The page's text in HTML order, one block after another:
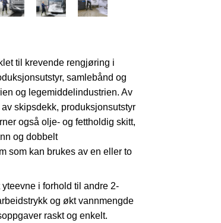
til krevende rengjøring i
samlebånd og
og legemiddelindustrien. Av
skipsdekk, produksjonsutstyr
også olje- og fettholdig skitt,
og dobbelt
som kan brukes av en eller to
i forhold til andre 2-
og økt vannmengde
raskt og enkelt.